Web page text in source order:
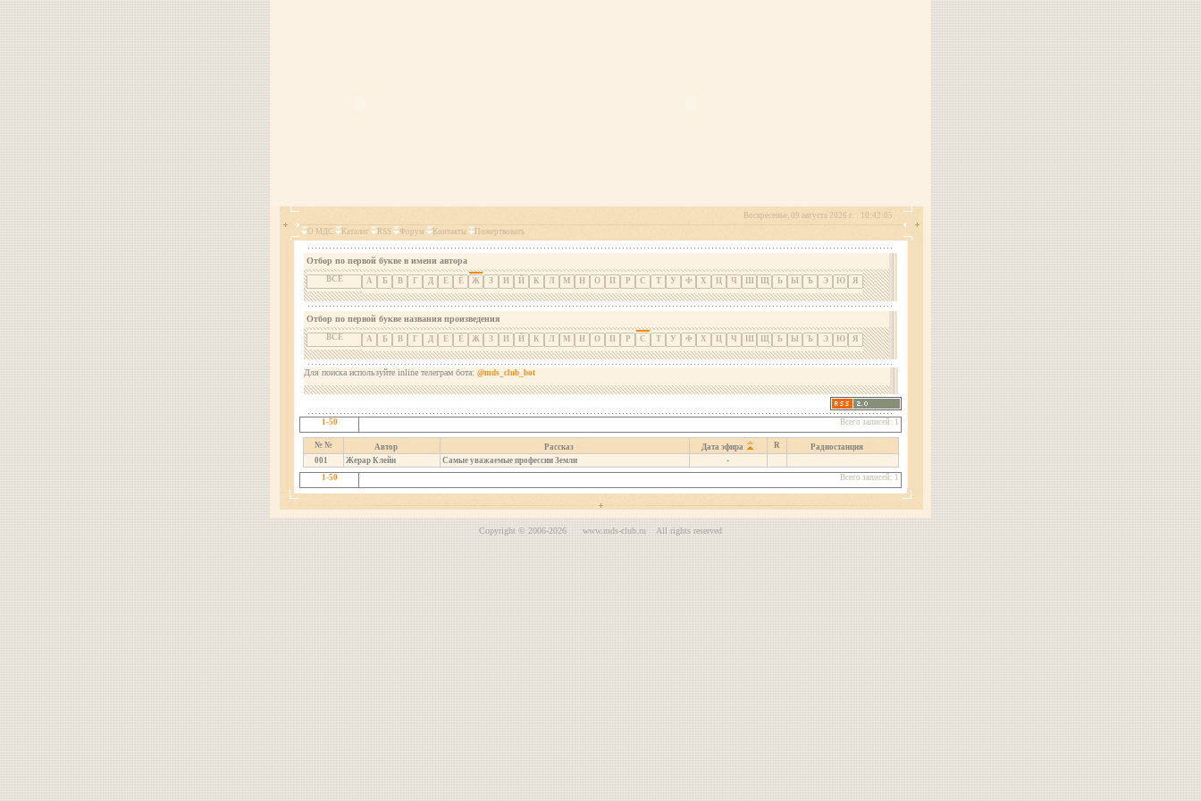
10:42:05
Воскресенье, 09 августа 2026 г.
О МДС
Каталог RSS Форум Контакты Пожертвовать
Отбор по первой букве в имени автора
ВСЕ А Б В Г Д Е Ё Ж З И Й К Л М Н О П Р С Т У Ф Х Ц Ч Ш Щ Ь Ы Ъ Э Ю Я
Отбор по первой букве названия произведения
ВСЕ А Б В Г Д Е Ё Ж З И Й К Л М Н О П Р С Т У Ф Х Ц Ч Ш Щ Ь Ы Ъ Э Ю Я
Для поиска используйте inline телеграм бота: @mds_club_bot
1-50 Всего записей: 1
№ № Автор Рассказ Дата эфира R
Радиостанция
001
Жерар Клейн Самые уважаемые профессии Земли
-
1-50
Всего записей: 1
Copyright © 2006-2026 www.mds-club.ru All rights reserved